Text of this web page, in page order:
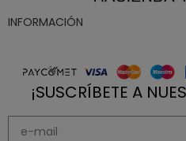
INFORMACIÓN
¡SUSCRÍBETE A